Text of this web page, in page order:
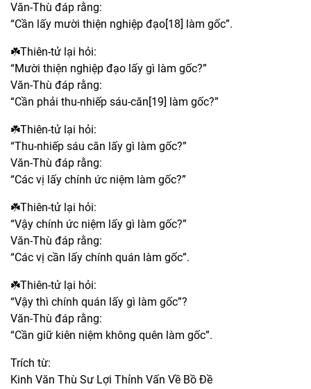
Văn-Thù đáp rằng:
“Cần lấy mười thiện nghiệp đạo[18] làm gốc”.
☘️Thiên-tử lại hỏi:
“Mười thiện nghiệp đạo lấy gì làm gốc?”
Văn-Thù đáp rằng:
“Cần phải thu-nhiếp sáu-căn[19] làm gốc?”
☘️Thiên-tử lại hỏi:
“Thu-nhiếp sáu căn lấy gì làm gốc?”
Văn-Thù đáp rằng:
“Các vị lấy chính ức niệm làm gốc?”
☘️Thiên-tử lại hỏi:
“Vậy chính ức niệm lấy gì làm gốc?”
Văn-Thù đáp rằng:
“Các vị cần lấy chính quán làm gốc”.
☘️Thiên-tử lại hỏi:
“Vậy thì chính quán lấy gì làm gốc”?
Văn-Thù đáp rằng:
“Cần giữ kiên niệm không quên làm gốc”.
Trích từ:
Kinh Văn Thù Sư Lợi Thỉnh Vấn Về Bồ Đề